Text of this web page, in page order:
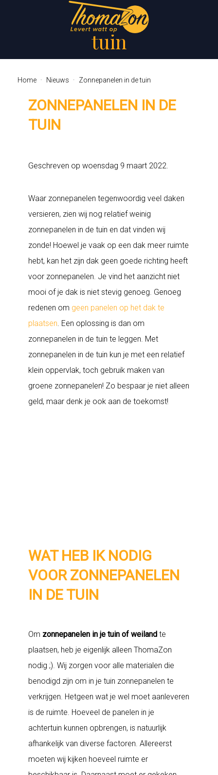
Zonnepanelen in de
tuin
Home Nieuws Zonnepanelen in de tuin
ZONNEPANELEN IN DE
TUIN
Geschreven opwoensdag 9 maart 2022
Waar zonnepanelen tegenwoordig veel daken
versieren, zien wij nog relatief weinig
zonnepanelen in de tuin en dat vinden wij
zonde! Hoewel je vaak op een dak meer ruimte
hebt, kan het zijn dak geen goede richting heeft
voor zonnepanelen. Je vind het aanzicht niet
mooi of je dak is niet stevig genoeg. Genoeg
redenen om geen panelen op het dak te
plaatsen . Een oplossing is dan om
zonnepanelen in de tuin te leggen. Met
zonnepanelen in de tuin kun je met een relatief
klein oppervlak, toch gebruik maken van
groene zonnepanelen! Zo bespaar je niet alleen
geld, maar denk je ook aan de toekomst!
WAT HEB IK NODIG
VOOR ZONNEPANELEN
IN DE TUIN
Om zonnepanelen in je tuin of weiland te
plaatsen, heb je eigenlijk alleen ThomaZon
nodig ;). Wij zorgen voor alle materialen die
benodigd zijn om in je tuin zonnepanelen te
verkrijgen. Hetgeen wat je wel moet aanleveren
is de ruimte. Hoeveel de panelen in je
achtertuin kunnen opbrengen, is natuurlijk
afhankelijk van diverse factoren. Allereerst
moeten wij kijken hoeveel ruimte er